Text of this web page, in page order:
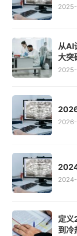
从AI
大突
定义
到冷